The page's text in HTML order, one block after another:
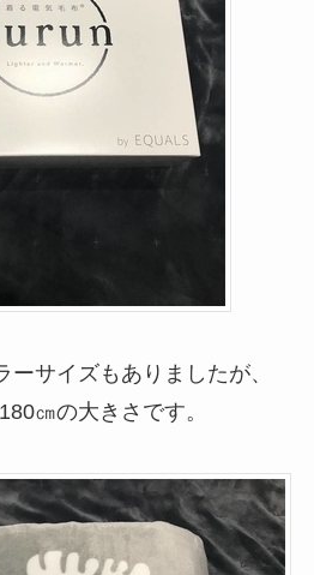
サイズもありましたが、
㎝の大きさです。